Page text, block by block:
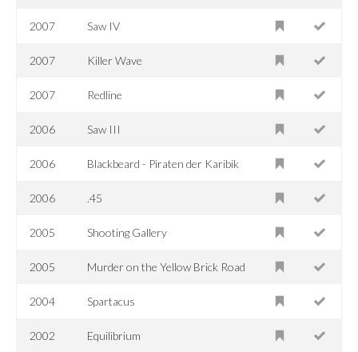
2007 Saw IV
2007 Killer Wave
2007 Redline
2006 Saw III
2006 Blackbeard - Piraten der Karibik
2006 .45
2005 Shooting Gallery
2005 Murder on the Yellow Brick Road
2004 Spartacus
2002 Equilibrium